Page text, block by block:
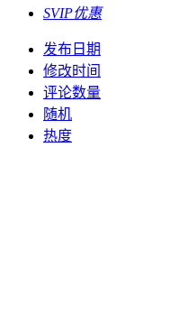
SVIP优惠
发布日期
修改时间
评论数量
随机
热度